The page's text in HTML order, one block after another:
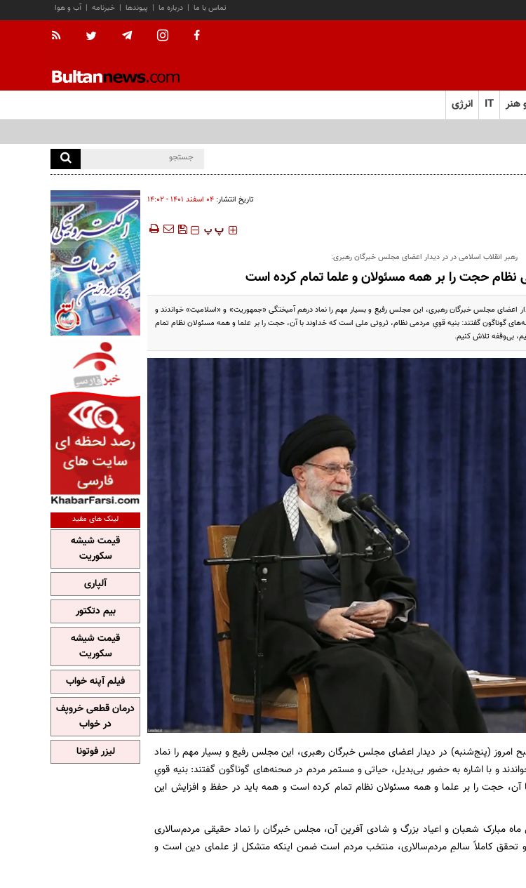
آب و هوا | خبرنامه | پیوندها | درباره ما | تماس با ما
هنر IT انرژی
تاریخ انتشار: ۰۴ اسفند ۱۴۰۱ - ۱۴:۰۲
‍‍‍ پ پ
رهبر انقلاب اسلامی در در دیدار اعضای مجلس خبرگان رهبری:
نظام حجت را بر همه مسئولان و علما تمام کرده است
اعضای مجلس خبرگان رهبری، این مجلس رفیع و بسیار مهم را نماد درهم‌ آمیختگی «جمهوریت» و «اسلامیت» خواندند و
گوناگون گفتند: بنیه قویِ مردمی نظام، ثروتی ملی است که خداوند با آن، حجت را بر علما و همه مسئولان نظام تمام
بی‌وقفه تلاش کنیم.
امروز (پنج‌شنبه) در دیدار اعضای مجلس خبرگان رهبری، این مجلس رفیع و بسیار مهم را نماد
و با اشاره به حضور بی‌بدیل، حیاتی و مستمر مردم در صحنه‌های گوناگون گفتند: بنیه قویِ
آن، حجت را بر علما و همه مسئولان نظام تمام کرده است و همه باید در حفظ و افزایش این
ماه مبارک شعبان و اعیاد بزرگ و شادی آفرین آن، مجلس خبرگان را نماد حقیقی مردم‌سالاری
تحقق کاملاً سالمِ مردم‌سالاری، منتخب مردم است ضمن اینکه متشکل از علمای دین است و
لینک های مفید
قیمت شیشه
سکوریت
آلپاری
بیم دتکتور
قیمت شیشه
سکوریت
فیلم آپنه خواب
درمان قطعی خروپف
در خواب
لیزر فوتونا